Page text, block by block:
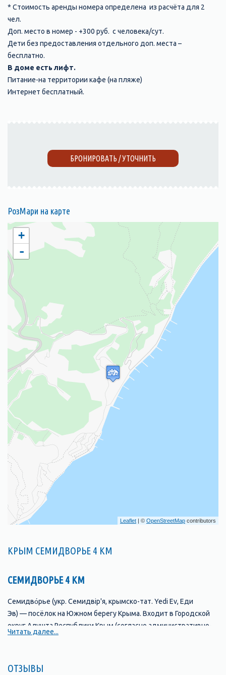
* Стоимость аренды номера определена из расчёта для 2
чел.
Доп. место в номер - +300 руб. с человека/сут.
Дети без предоставления отдельного доп. места –
бесплатно.
В доме есть лифт.
Питание-на территории кафе (на пляже)
Интернет бесплатный.
БРОНИРОВАТЬ / УТОЧНИТЬ
РозМари на карте
+
-
Leaflet | © OpenStreetMap contributors
КРЫМ СЕМИДВОРЬЕ 4 КМ
СЕМИДВОРЬЕ 4 КМ
Семидво́рье (укр. Семидвір'я, крымско-тат. Yedi Ev, Еди
Эв) — посёлок на Южном берегу Крыма. Входит в Городской
округ Алушта Республики Крым (согласно административно-
территориальному делению Украины — в
Читать далее...
ОТЗЫВЫ